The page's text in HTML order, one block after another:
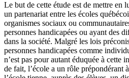
Le but de cette étude est de mettre en
un partenariat entre les écoles
organismes sociaux ou
personnes handicapées ou ayant des
dans la société. Malgré les lois
personnes handicapées comme
n’est pas pour autant éduquée à cette
de fait, l’école a un rôle prépondérant